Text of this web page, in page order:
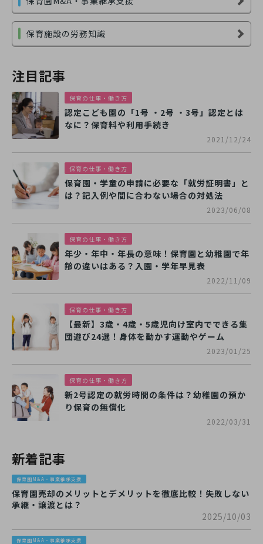
保育施設の労務知識
注目記事
保育の仕事・働き方
認定こども園の「1号 ・2号 ・3号」認定とは
なに？保育料や利用手続き
2021/12/24
保育の仕事・働き方
保育園・学童の申請に必要な「就労証明書」と
は？記入例や間に合わない場合の対処法
2023/06/08
保育の仕事・働き方
年少・年中・年長の意味！保育園と幼稚園で年
齢の違いはある？入園・学年早見表
2022/11/09
保育の仕事・働き方
【最新】3歳・4歳・5歳児向け室内でできる集
団遊び24選！身体を動かす運動やゲーム
2023/01/25
保育の仕事・働き方
新2号認定の就労時間の条件は？幼稚園の預か
り保育の無償化
2022/03/31
新着記事
保育園M&A・事業継承支援
保育園売却のメリットとデメリットを徹底比較！失敗しない
承継・譲渡とは？
2025/10/03
保育園M&A・事業継承支援